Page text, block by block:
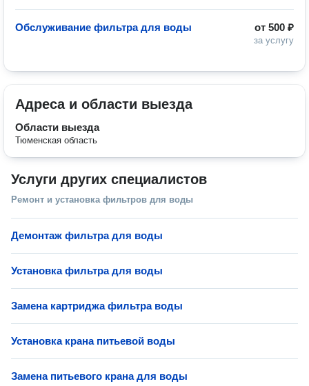
от 500 ₽
за услугу
Обслуживание фильтра для воды
Адреса и области выезда
Области выезда
Тюменская область
Услуги других специалистов
Ремонт и установка фильтров для воды
Демонтаж фильтра для воды
Установка фильтра для воды
Замена картриджа фильтра воды
Установка крана питьевой воды
Замена питьевого крана для воды